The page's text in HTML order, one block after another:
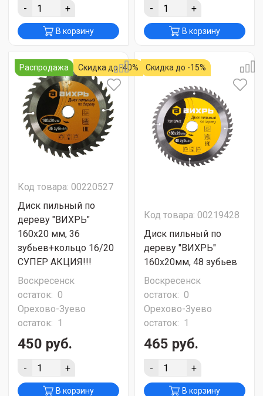
- +
В корзину
- +
В корзину
Распродажа Скидка до -40%
Код товара: 00220527
Диск пильный по
дереву "ВИХРЬ"
160х20 мм, 36
зубьев+кольцо 16/20
СУПЕР АКЦИЯ!!!
Воскресенск
остаток: 0
Орехово-Зуево
остаток: 1
450 руб.
- +
В корзину
Скидка до -15%
Код товара: 00219428
Диск пильный по
дереву "ВИХРЬ"
160х20мм, 48 зубьев
Воскресенск
остаток: 0
Орехово-Зуево
остаток: 1
465 руб.
- +
В корзину